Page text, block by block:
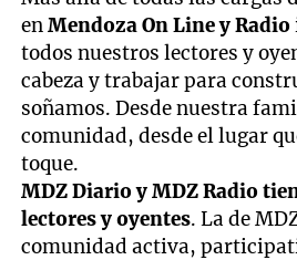
enMendoza On Line y Radio
todos nuestros lectores y
cabeza y trabajar para
soñamos. Desde nuestra
comunidad, desde el lugar
toque.
MDZ Diario y MDZ Radio
lectores y oyentes. La de
comunidad activa,